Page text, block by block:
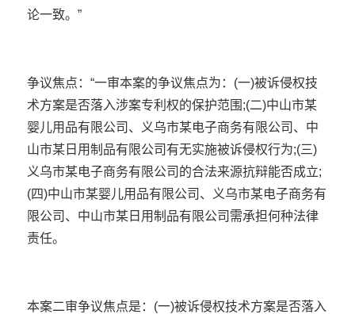
论一致。”
争议焦点：“一审本案的争议焦点为：(一)被诉侵权技
术方案是否落入涉案专利权的保护范围;(二)中山市某
婴儿用品有限公司、义乌市某电子商务有限公司、中
山市某日用制品有限公司有无实施被诉侵权行为;(三)
义乌市某电子商务有限公司的合法来源抗辩能否成立;
(四)中山市某婴儿用品有限公司、义乌市某电子商务有
限公司、中山市某日用制品有限公司需承担何种法律
责任。
本案二审争议焦点是：(一)被诉侵权技术方案是否落入